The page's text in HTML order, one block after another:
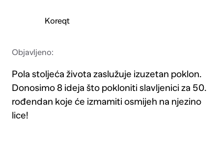
Koreqt
Objavljeno:
Pola stoljeća života zaslužuje izuzetan poklon.
Donosimo 8 ideja što pokloniti slavljenici za 50.
rođendan koje će izmamiti osmijeh na njezino
lice!